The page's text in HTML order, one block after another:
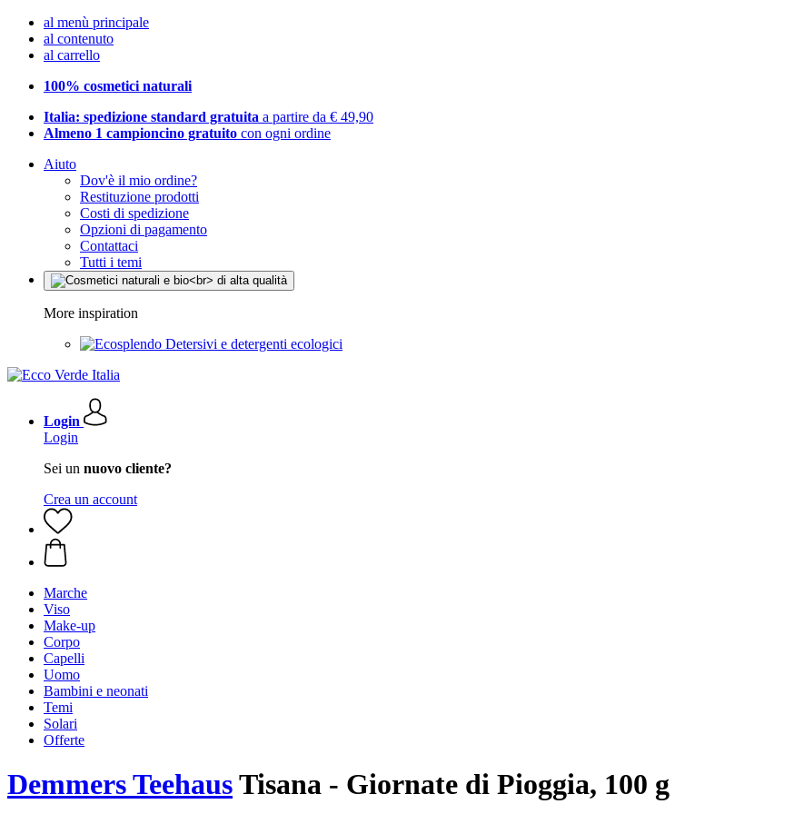
al menù principale
al contenuto
al carrello
100% cosmetici naturali
Italia: spedizione standard gratuita a partire da € 49,90
Almeno 1 campioncino gratuito con ogni ordine
Aiuto
Dov'è il mio ordine?
Restituzione prodotti
Costi di spedizione
Opzioni di pagamento
Contattaci
Tutti i temi
More inspiration
Detersivi e detergenti ecologici
Login
Login
Sei un nuovo cliente?
Crea un account
Marche
Viso
Make-up
Corpo
Capelli
Uomo
Bambini e neonati
Temi
Solari
Offerte
Demmers TeehausTisana - Giornate di Pioggia, 100 g